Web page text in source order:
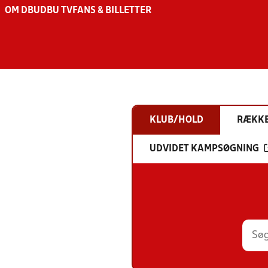
OM DBU DBU TV FANS & BILLETTER
KLUB/HOLD
UDVIDET KAMPSØGNING